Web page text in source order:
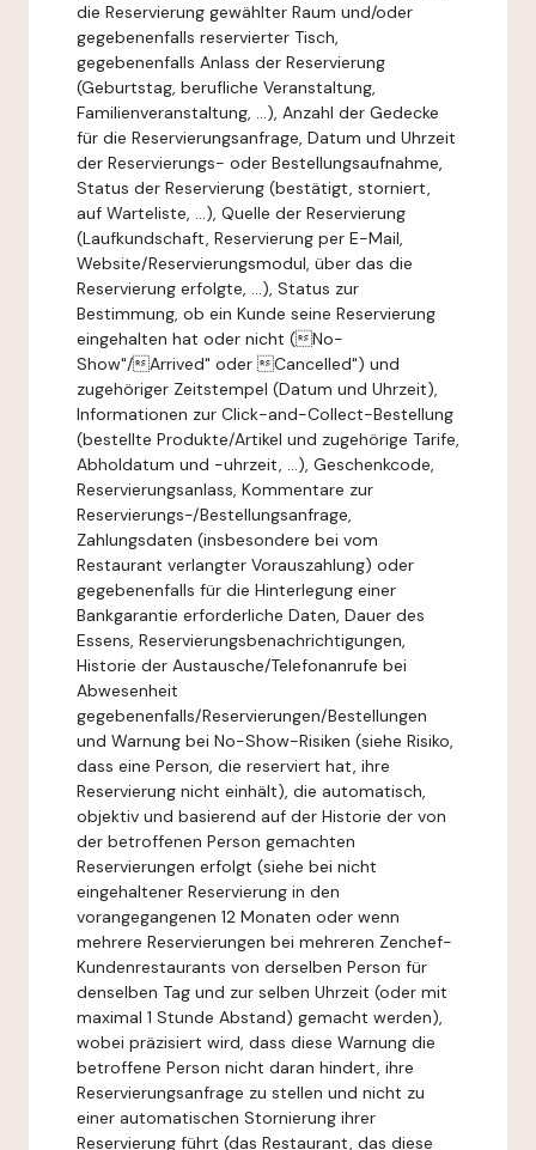
die Reservierung gewählter Raum und/oder
gegebenenfalls reservierter Tisch,
gegebenenfalls Anlass der Reservierung
(Geburtstag, berufliche Veranstaltung,
Familienveranstaltung, ...), Anzahl der Gedecke
für die Reservierungsanfrage, Datum und Uhrzeit
der Reservierungs- oder Bestellungsaufnahme,
Status der Reservierung (bestätigt, storniert,
auf Warteliste, ...), Quelle der Reservierung
(Laufkundschaft, Reservierung per E-Mail,
Website/Reservierungsmodul, über das die
Reservierung erfolgte, ...), Status zur
Bestimmung, ob ein Kunde seine Reservierung
eingehalten hat oder nicht (No-
Show"/Arrived" oder Cancelled") und
zugehöriger Zeitstempel (Datum und Uhrzeit),
Informationen zur Click-and-Collect-Bestellung
(bestellte Produkte/Artikel und zugehörige Tarife,
Abholdatum und -uhrzeit, ...), Geschenkcode,
Reservierungsanlass, Kommentare zur
Reservierungs-/Bestellungsanfrage,
Zahlungsdaten (insbesondere bei vom
Restaurant verlangter Vorauszahlung) oder
gegebenenfalls für die Hinterlegung einer
Bankgarantie erforderliche Daten, Dauer des
Essens, Reservierungsbenachrichtigungen,
Historie der Austausche/Telefonanrufe bei
Abwesenheit
gegebenenfalls/Reservierungen/Bestellungen
und Warnung bei No-Show-Risiken (siehe Risiko,
dass eine Person, die reserviert hat, ihre
Reservierung nicht einhält), die automatisch,
objektiv und basierend auf der Historie der von
der betroffenen Person gemachten
Reservierungen erfolgt (siehe bei nicht
eingehaltener Reservierung in den
vorangegangenen 12 Monaten oder wenn
mehrere Reservierungen bei mehreren Zenchef-
Kundenrestaurants von derselben Person für
denselben Tag und zur selben Uhrzeit (oder mit
maximal 1 Stunde Abstand) gemacht werden),
wobei präzisiert wird, dass diese Warnung die
betroffene Person nicht daran hindert, ihre
Reservierungsanfrage zu stellen und nicht zu
einer automatischen Stornierung ihrer
Reservierung führt (das Restaurant, das diese